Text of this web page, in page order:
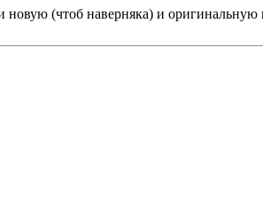
новую (чтоб наверняка) и